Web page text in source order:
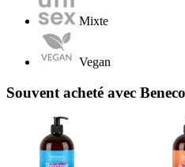
Mixte
Vegan
Souvent acheté avec